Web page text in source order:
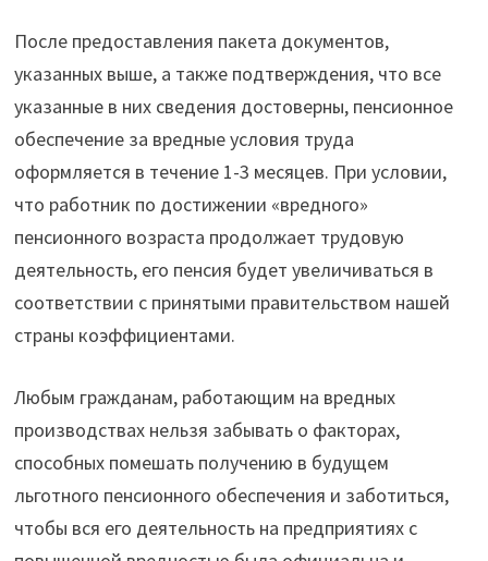
После предоставления пакета документов,
указанных выше, а также подтверждения, что все
указанные в них сведения достоверны, пенсионное
обеспечение за вредные условия труда
оформляется в течение 1-3 месяцев. При условии,
что работник по достижении «вредного»
пенсионного возраста продолжает трудовую
деятельность, его пенсия будет увеличиваться в
соответствии с принятыми правительством нашей
страны коэффициентами.
Любым гражданам, работающим на вредных
производствах нельзя забывать о факторах,
способных помешать получению в будущем
льготного пенсионного обеспечения и заботиться,
чтобы вся его деятельность на предприятиях с